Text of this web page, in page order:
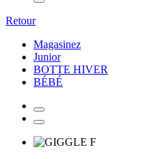
Retour
Magasinez
Junior
BOTTE HIVER
BÉBÉ